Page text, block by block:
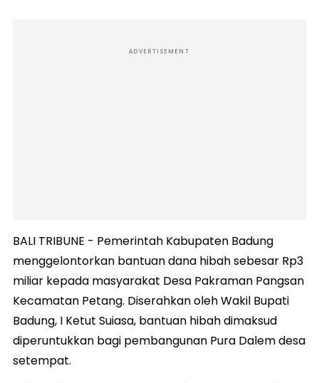
ADVERTISEMENT
BALI TRIBUNE - Pemerintah Kabupaten Badung
menggelontorkan bantuan dana hibah sebesar Rp3
miliar kepada masyarakat Desa Pakraman Pangsan
Kecamatan Petang. Diserahkan oleh Wakil Bupati
Badung, I Ketut Suiasa, bantuan hibah dimaksud
diperuntukkan bagi pembangunan Pura Dalem desa
setempat.